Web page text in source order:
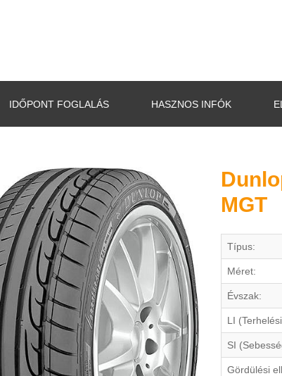
IDŐPONT FOGLALÁS HASZNOS INFÓK
MGT
Típus:
Méret:
Évszak:
LI
SI
Gördülési